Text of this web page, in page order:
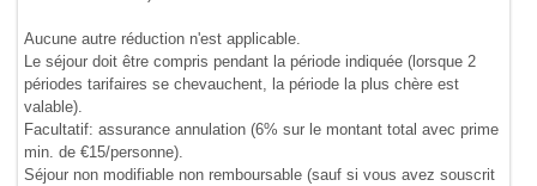
Aucune autre réduction n'est applicable.
Le séjour doit être compris pendant la période indiquée (lorsque 2
périodes tarifaires se chevauchent, la période la plus chère est
valable).
Facultatif: assurance annulation (6% sur le montant total avec prime
min. de €15/personne).
Séjour non modifiable non remboursable (sauf si vous avez souscrit